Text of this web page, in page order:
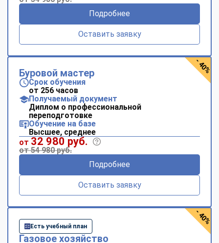
Подробнее
Оставить заявку
Буровой мастер
Срок обучения
от 256 часов
Получаемый документ
Диплом о профессиональной
переподготовке
Обучение на базе
Высшее, среднее
от 32 980 руб.
от 54 980 руб.
Подробнее
Оставить заявку
- 40%
Есть учебный план
Газовое хозяйство
- 40%